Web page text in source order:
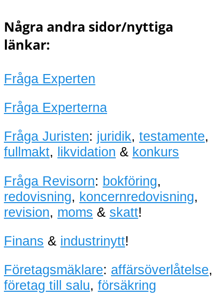
Några andra sidor/nyttiga
länkar:
Fråga Experten
Fråga Experterna
Fråga Juristen: juridik, testamente,
fullmakt, likvidation & konkurs
Fråga Revisorn: bokföring,
redovisning, koncernredovisning,
revision, moms & skatt!
Finans & industrinytt!
Företagsmäklare: affärsöverlåtelse,
företag till salu, försäkring